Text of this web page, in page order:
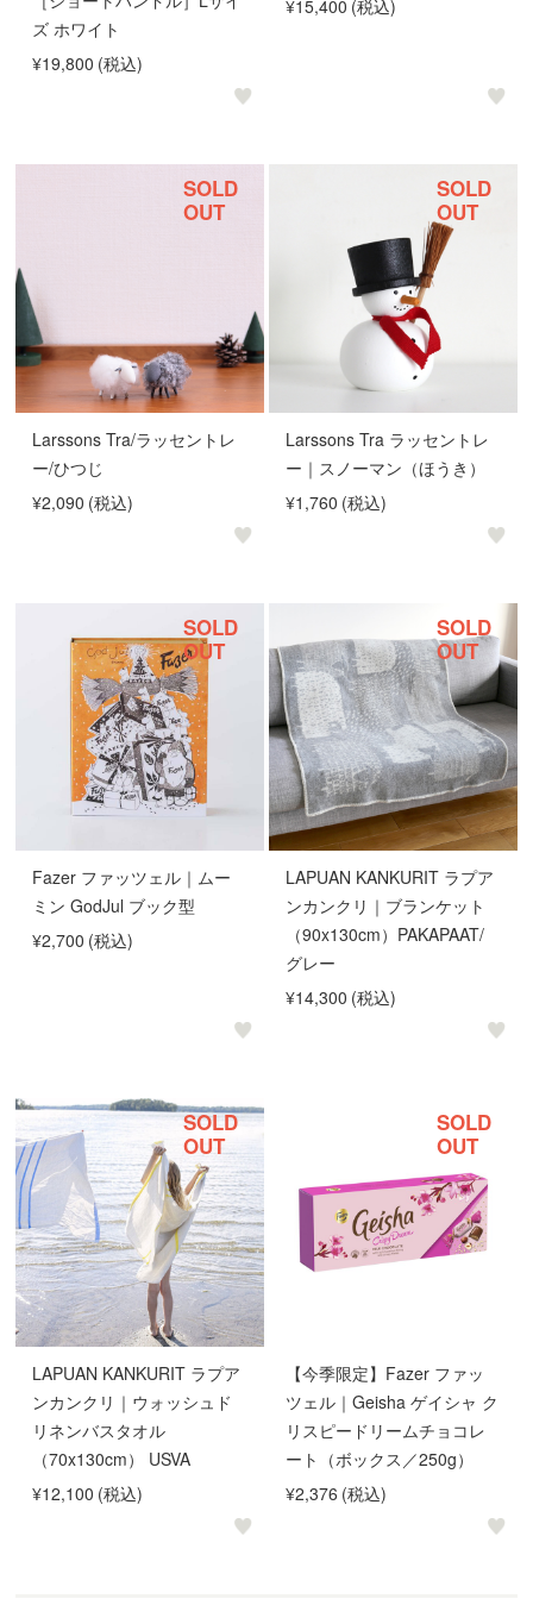
ズ ホワイト
¥19,800 (税込)
¥15,400 (税込)
Larssons Tra/ラッセントレ
ー/ひつじ
¥2,090 (税込)
SOLD
OUT
Larssons Tra ラッセントレ
ー｜スノーマン（ほうき）
¥1,760 (税込)
SOLD
OUT
Fazer ファッツェル｜ムー
ミン GodJul ブック型
¥2,700 (税込)
SOLD
OUT
LAPUAN KANKURIT ラプア
ンカンクリ｜ブランケット
（90x130cm）PAKAPAAT/
グレー
¥14,300 (税込)
SOLD
OUT
LAPUAN KANKURIT ラプア
ンカンクリ｜ウォッシュド
リネンバスタオル
（70x130cm） USVA
¥12,100 (税込)
SOLD
OUT
【今季限定】Fazer ファッ
ツェル｜Geisha ゲイシャ ク
リスピードリームチョコレ
ート（ボックス／250g）
¥2,376 (税込)
SOLD
OUT